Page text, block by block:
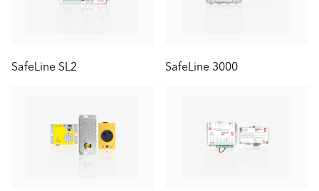
SafeLine SL2 SafeLine 3000